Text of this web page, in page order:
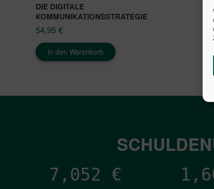
DIE DIGITALE
KOMMUNIKATIONSSTRATEGIE
54,95 €
In den Warenkorb
7,052 €